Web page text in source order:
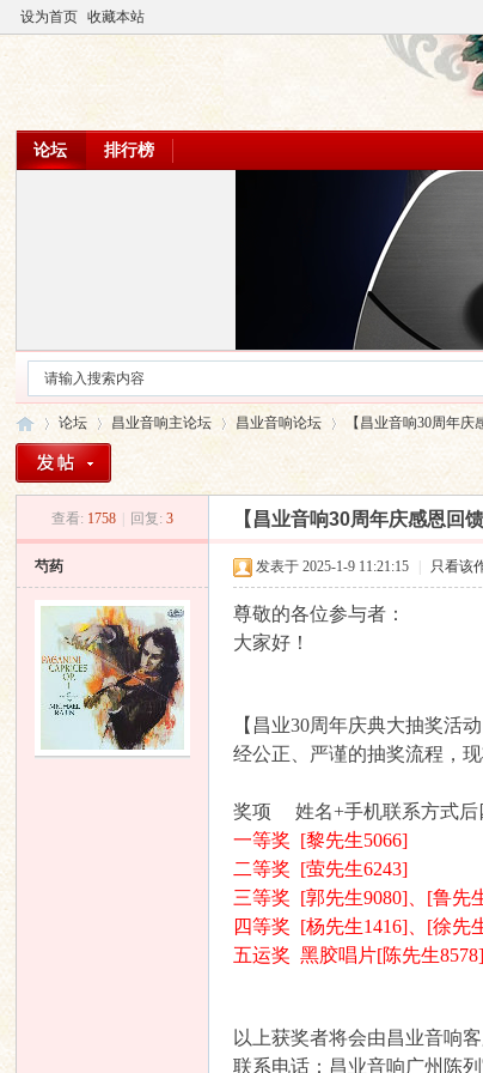
设为首页 收藏本站
论坛 排行榜
论坛
›
昌业音响主论坛 昌业音响论坛
›
【昌业音响30周年
查看: 1758 回复: 3 【昌业音响30周年庆感恩回
芍药 发表于 2025-1-9 11:21:15 只看该
尊敬的各位参与者：
大家好！
【昌业30周年庆典大抽奖活
经公正、严谨的抽奖流程，
奖项 姓名+手机联系方式后
一等奖 [黎先生5066]
二等奖 [萤先生6243]
三等奖 [郭先生9080]、[鲁先
四等奖 [杨先生1416]、[徐先
五运奖 黑胶唱片[陈先生
以上获奖者将会由昌业音响
联系电话：昌业音响广州陈列